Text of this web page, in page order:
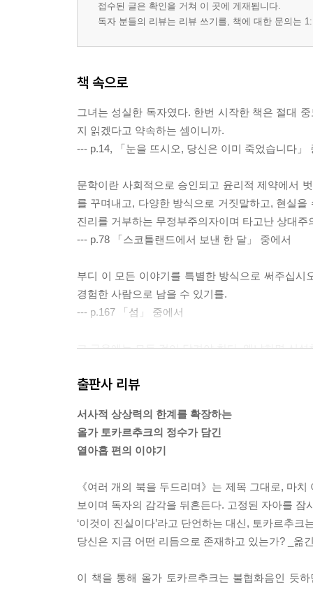
접수된 글은 확인을 거쳐 이 곳에 게재됩니다.
독자 분들의 리뷰는 리뷰 쓰기를, 책에 대한 문의는
책 속으로
그녀는 성실한 독자였다. 한번 시작한 책은 절대
지 읽겠다고 약속하는 셈이니까.
--- p.14, 「눈을 뜨시오, 당신은 이미 죽었습니다」
문학이란 사회적으로 승인되고 윤리적 제약에서
를 꾸며내고, 다양한 방식으로 거짓말하고, 현실
진리를 거부하는 무정부주의자이며 타고난 상대
--- p.78 「스코틀랜드에서 보낸 한 달」 중에서
부디 이 모든 이야기를 특별한 방식으로 써주십
경험한 사람으로 남을 수 있기를.
--- p.167 「섬」 중에서
그 구유에는 모든 것이 담겨야 한다. 왜냐하면 신
을 구유의 문 앞에 데려와, 그 안에 하나하나 들여
우리가 세상에 태어날 때 들고 오는 가방 속에는
짝이며 타오르고 나면 한 줌의 재가 되어 사라져버
“그 얘긴 벌써 했잖아.”
“그럼 우리가 안 한 얘기가 뭐가 있지?”
“없어.”
출판사 리뷰
서사적 상상력의 한계를 확장하는
올가 토카르추크의 정수가 담긴
열아홉 편의 이야기
《여러 개의 북을 두드리며》는 제목 그대로, 마
보이며 독자의 감각을 뒤흔든다. 고정된 자아를
‘이것이 진실이다’라고 단언하는 대신, 토카르추크
당신은 지금 어떤 리듬으로 존재하고 있는가? _옮
이 책을 통해 올가 토카르추크는 불협화음인 듯